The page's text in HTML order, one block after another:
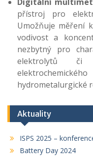
přístroj pro
Umožňuje měření
vodivost a
nezbytný pro
elektrolytů
hydrometalurgické
Aktuality
ISPS 2025 –
Battery Day 2024